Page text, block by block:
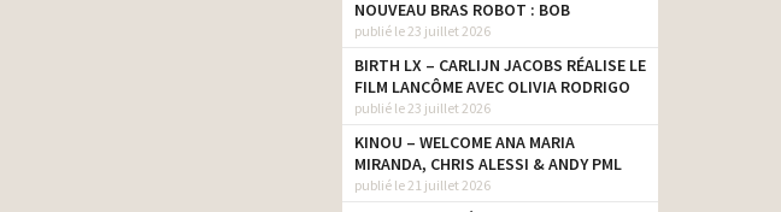
NOUVEAU BRAS ROBOT : BOB
publié le 23 juillet 2026
BIRTH LX – CARLIJN JACOBS RÉALISE LE
FILM LANCÔME AVEC OLIVIA RODRIGO
publié le 23 juillet 2026
KINOU – WELCOME ANA MARIA
MIRANDA, CHRIS ALESSI & ANDY PML
publié le 21 juillet 2026